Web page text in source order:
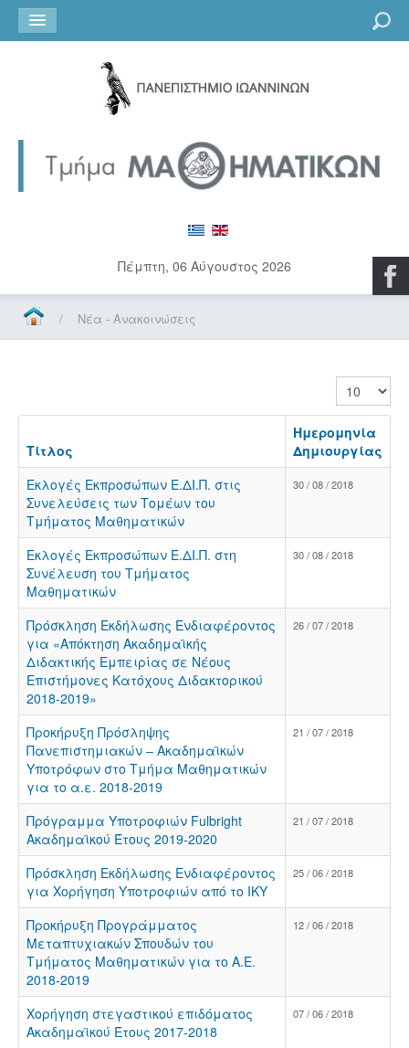
Πέμπτη, 06 Αύγουστος 2026
/ Νέα - Ανακοινώσεις
Εμφάνιση
Τίτλος
Ημερομηνία
Δημιουργίας
Εκλογές Εκπροσώπων Ε.ΔΙ.Π. στις
Συνελεύσεις των Τομέων του
Τμήματος Μαθηματικών
30 / 08 / 2018
Εκλογές Εκπροσώπων Ε.ΔΙ.Π. στη
Συνέλευση του Τμήματος
Μαθηματικών
30 / 08 / 2018
Πρόσκληση Εκδήλωσης Ενδιαφέροντος
για «Απόκτηση Ακαδημαϊκής
Διδακτικής Εμπειρίας σε Νέους
Επιστήμονες Κατόχους Διδακτορικού
2018-2019»
26 / 07 / 2018
Προκήρυξη Πρόσληψης
Πανεπιστημιακών – Ακαδημαϊκών
Υποτρόφων στο Τμήμα Μαθηματικών
για το α.ε. 2018-2019
21 / 07 / 2018
Πρόγραμμα Υποτροφιών Fulbright
Ακαδημαϊκού Έτους 2019-2020
21 / 07 / 2018
Πρόσκληση Εκδήλωσης Ενδιαφέροντος
για Χορήγηση Υποτροφιών από το ΙΚΥ
25 / 06 / 2018
Προκήρυξη Προγράμματος
Μεταπτυχιακών Σπουδών του
Τμήματος Μαθηματικών για το Α.Ε.
2018-2019
12 / 06 / 2018
Χορήγηση στεγαστικού επιδόματος
Ακαδημαϊκού Έτους 2017-2018
07 / 06 / 2018